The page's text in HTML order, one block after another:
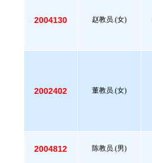
2004130 赵教员.(女)
2002402 董教员.(女)
2004812 陈教员.(男)